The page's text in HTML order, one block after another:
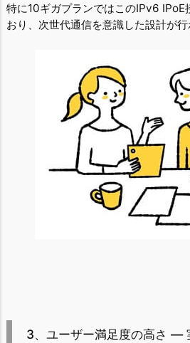
特に10ギガプランではこのIPv6 IPoE
おり、次世代通信を意識した設計が行
3、ユーザー満足度の高さ ―